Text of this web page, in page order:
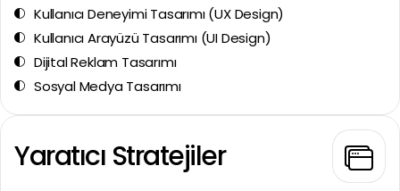
Kullanıcı Deneyimi Tasarımı (UX Design)
Kullanıcı Arayüzü Tasarımı (UI Design)
Dijital Reklam Tasarımı
Sosyal Medya Tasarımı
Yaratıcı Stratejiler